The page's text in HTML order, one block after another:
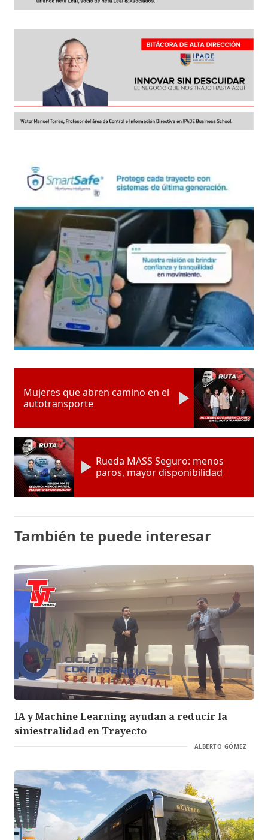
Mujeres que abren camino en el
autotransporte
Rueda MASS Seguro: menos
paros, mayor disponibilidad
También te puede interesar
IA y Machine Learning ayudan a reducir la
siniestralidad en Trayecto
ALBERTO GÓMEZ